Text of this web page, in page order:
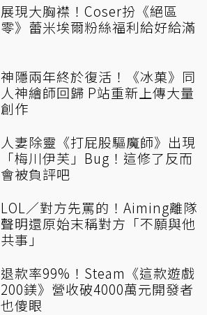
展現大胸襟！Coser扮《絕區
零》蕾米埃爾粉絲福利給好給滿
神隱兩年終於復活！《冰菓》同
人神繪師回歸 P站重新上傳大量
創作
人妻除靈《打屁股驅魔師》出現
「梅川伊芙」Bug！這修了反而
會被負評吧
LOL／對方先罵的！Aiming離隊
聲明還原始末稱對方「不願與他
共事」
退款率99%！Steam《這款遊戲
200鎂》營收破4000萬元開發者
也傻眼